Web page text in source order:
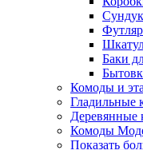
Баки
Комоды и
Гладильные
Деревянные
Комоды
Показать